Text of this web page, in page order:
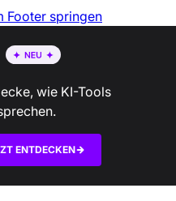
Footer springen
wie KI-Tools
ENTDECKEN